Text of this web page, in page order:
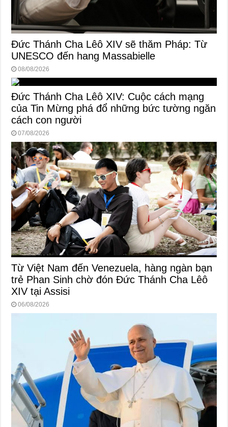
Đức Thánh Cha Lêô XIV sẽ thăm Pháp: Từ
UNESCO đến hang Massabielle
08/08/2026
Đức Thánh Cha Lêô XIV: Cuộc cách mạng
của Tin Mừng phá đổ những bức tường ngăn
cách con người
07/08/2026
Từ Việt Nam đến Venezuela, hàng ngàn bạn
trẻ Phan Sinh chờ đón Đức Thánh Cha Lêô
XIV tại Assisi
06/08/2026